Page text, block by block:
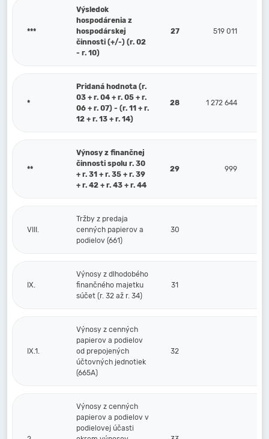
***
Výsledok
hospodárenia z
hospodárskej
činnosti (+/-) (r. 02
- r. 10)
27 519 011
*
Pridaná hodnota (r.
03 + r. 04 + r. 05 + r.
06 + r. 07) - (r. 11 + r.
12 + r. 13 + r. 14)
28 1 272 644
**
Výnosy z finančnej
činnosti spolu r. 30
+ r. 31 + r. 35 + r. 39
+ r. 42 + r. 43 + r. 44
29 999
VIII.
Tržby z predaja
cenných papierov a
podielov (661)
30
IX.
Výnosy z dlhodobého
finančného majetku
súčet (r. 32 až r. 34)
31
IX.1.
Výnosy z cenných
papierov a podielov
od prepojených
účtovných jednotiek
(665A)
32
Výnosy z cenných
papierov a podielov v
podielovej účasti